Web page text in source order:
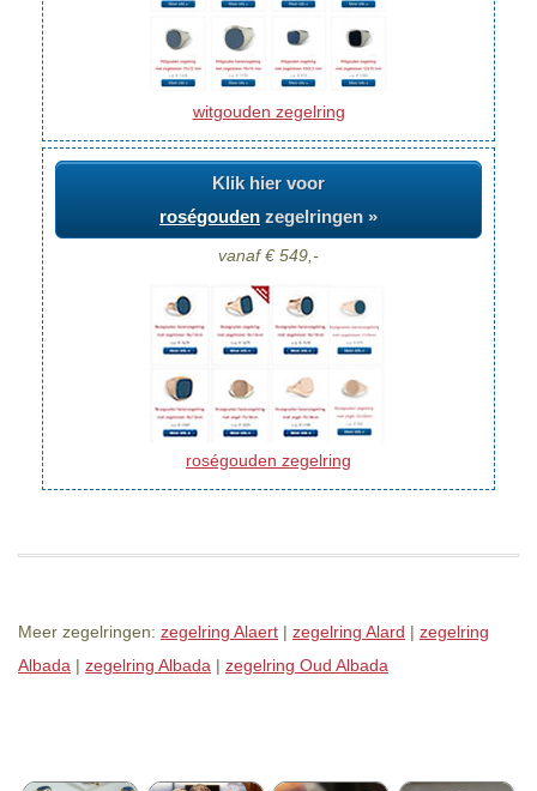
witgouden zegelring
Klik hier voor
roségouden zegelringen »
vanaf € 549,-
roségouden zegelring
Meer zegelringen: zegelring Alaert | zegelring Alard | zegelring
Albada | zegelring Albada | zegelring Oud Albada